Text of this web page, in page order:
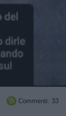
 Commenti: 33